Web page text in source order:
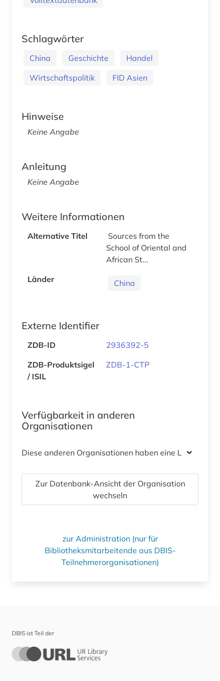
Schlagwörter
China Geschichte
Handel
Wirtschaftspolitik
FID Asien
Hinweise
Keine Angabe
Anleitung
Keine Angabe
Weitere Informationen
Alternative Titel
Sources from the
School of Oriental and
African St...
Länder
China
Externe Identifier
ZDB-ID
2936392-5
ZDB-Produktsigel
/ ISIL
ZDB-1-CTP
Verfügbarkeit in anderen
Organisationen
Diese anderen Organisationen haben eine Lizenz
Zur Datenbank-Ansicht der Organisation
wechseln
zur Administration (nur für
Bibliotheksmitarbeitende aus DBIS-
Teilnehmerorganisationen)
DBIS ist Teil der